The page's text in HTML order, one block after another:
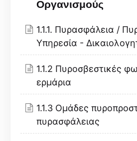
Οργανισμούς
1.1.1. Πυρασφάλεια /
Υπηρεσία -
1.1.2 Πυροσβεστικές
ερμάρια
1.1.3 Ομάδες
πυρασφάλειας